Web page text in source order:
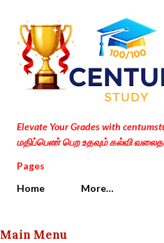
Skip to
Elevate Your Grades with
மதிப்பெண் பெற உதவும் கல்வி
Pages
Home
More…
Main Menu